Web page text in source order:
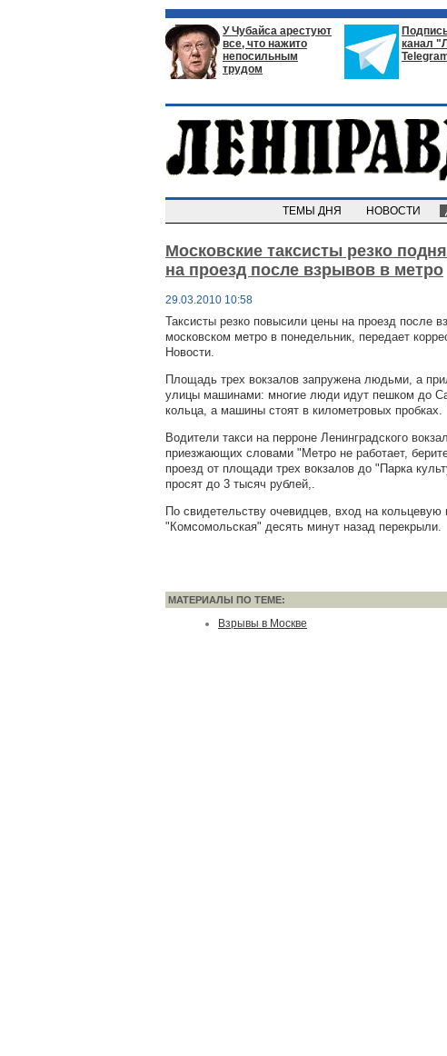
У Чубайса арестуют
все, что нажито
непосильным
трудом
канал
ТЕМЫ ДНЯ НОВОСТИ
Московские таксисты резко
на проезд после взрывов в метро
29.03.2010 10:58
Таксисты резко повысили цены на проезд после
московском метро в понедельник, передает
Новости.
Площадь трех вокзалов запружена людьми, а
улицы машинами: многие люди идут пешком до
кольца, а машины стоят в километровых пробках.
Водители такси на перроне Ленинградского
приезжающих словами "Метро не работает,
проезд от площади трех вокзалов до "Парка
просят до 3 тысяч рублей,.
По свидетельству очевидцев, вход на кольцевую
"Комсомольская" десять минут назад перекрыли.
МАТЕРИАЛЫ ПО ТЕМЕ:
Взрывы в Москве